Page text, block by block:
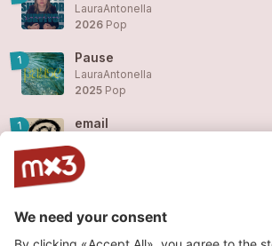
LauraAntonella
2026 Pop
1 Pause
LauraAntonella
2025 Pop
1 email
2025
2
2025Pop